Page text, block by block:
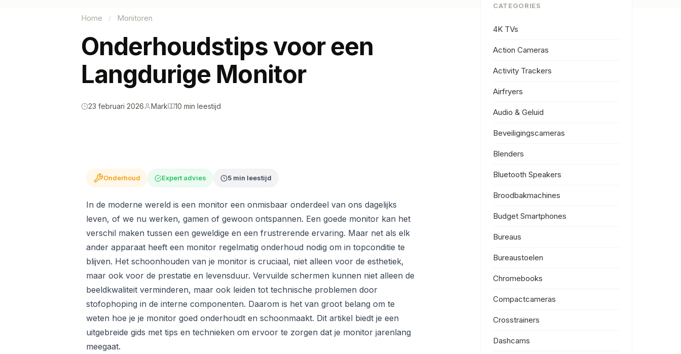
Home / Monitoren
Onderhoudstips voor een
Langdurige Monitor
23 februari 2026 Mark 10 min leestijd
Onderhoud Expert advies 5 min leestijd
In de moderne wereld is een monitor een onmisbaar onderdeel van ons dagelijks
leven, of we nu werken, gamen of gewoon ontspannen. Een goede monitor kan het
verschil maken tussen een geweldige en een frustrerende ervaring. Maar net als elk
ander apparaat heeft een monitor regelmatig onderhoud nodig om in topconditie te
blijven. Het schoonhouden van je monitor is cruciaal, niet alleen voor de esthetiek,
maar ook voor de prestatie en levensduur. Vervuilde schermen kunnen niet alleen de
beeldkwaliteit verminderen, maar ook leiden tot technische problemen door
stofophoping in de interne componenten. Daarom is het van groot belang om te
weten hoe je je monitor goed onderhoudt en schoonmaakt. Dit artikel biedt je een
uitgebreide gids met tips en technieken om ervoor te zorgen dat je monitor jarenlang
meegaat.
CATEGORIES
4K TVs
Action Cameras
Activity Trackers
Airfryers
Audio & Geluid
Beveiligingscameras
Blenders
Bluetooth Speakers
Broodbakmachines
Budget Smartphones
Bureaus
Bureaustoelen
Chromebooks
Compactcameras
Crosstrainers
Dashcams